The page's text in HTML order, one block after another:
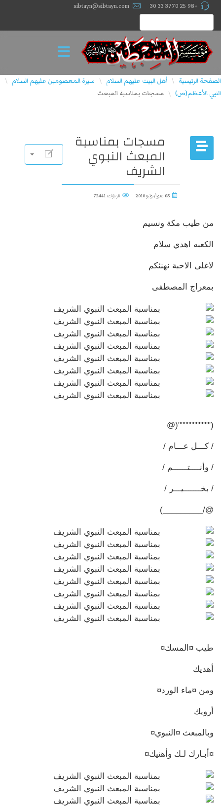
+98 25 3770 33 30
sibtayn@sibtayn.com
الصفحة الرئيسية \ أهل البيت عليهم السلام \ سيرة المعصومين عليهم السلام \
النبي الأعظم(ص) \ مسجات بمناسبة المبعث
مسجات بمناسبة
المبعث النبوي
الشريف
05 تموز/يوليو 2010 الزيارات: 72441
من طيب مكة ونسيم
الكعبه اهدي سلام
لاغلى الاحبة نهنئكم
بمعراج المصطفى
("""""""""""(@
/ كـــل عـــام /
/ وأنــــتــــــم /
/ بخـــــــيـــر /
@/_________)
طيب ¤المسك¤
أهديك
ومن ¤ماء الورد¤
أرويك
وبالمبعث ¤النبوي¤
¤أبـارك لـك وأهنيك¤